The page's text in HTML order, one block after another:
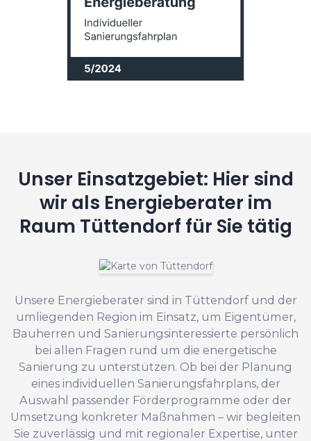
Unser Einsatzgebiet: Hier sind
wir als Energieberater im
Raum Tüttendorf für Sie tätig
Unsere Energieberater sind in Tüttendorf und der
umliegenden Region im Einsatz, um Eigentümer,
Bauherren und Sanierungsinteressierte persönlich
bei allen Fragen rund um die energetische
Sanierung zu unterstützen. Ob bei der Planung
eines individuellen Sanierungsfahrplans, der
Auswahl passender Förderprogramme oder der
Umsetzung konkreter Maßnahmen – wir begleiten
Sie zuverlässig und mit regionaler Expertise, unter